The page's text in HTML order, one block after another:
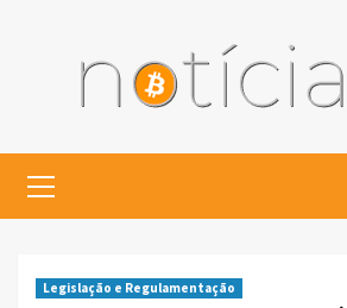
Menu
Legislação e Regulamentação